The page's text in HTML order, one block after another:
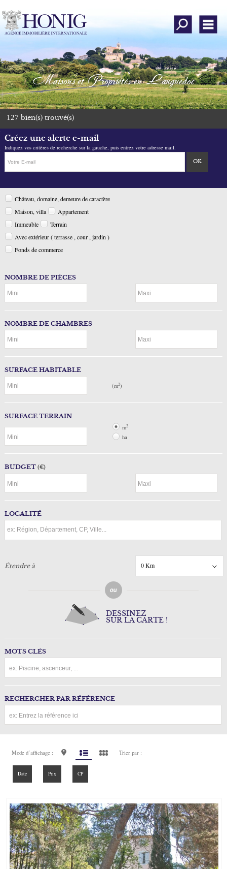
Affiner la
Qui sommes-nous ?
Rechercher un bien
Déposer une recherche
une estimation
Avis clients
Mon compte
Nous contacter
Instagram
Facebook
Maisons et Propriétés en Languedoc
127 bien(s) trouvé(s)
Créez une alerte e-mail
Indiquez vos critères de recherche sur la gauche, puis entrez votre adresse mail.
Château, domaine, demeure de caractère
Maison, villa
Appartement
Immeuble
Terrain
Avec extérieur ( terrasse , cour , jardin )
Fonds de commerce
NOMBRE DE PIÈCES
NOMBRE DE CHAMBRES
SURFACE HABITABLE
(m2)
SURFACE TERRAIN
m2
ha
BUDGET(€)
LOCALITÉ
Étendre à 0 Km
DESSINEZ
SUR LA CARTE !
MOTS CLÉS
RECHERCHER PAR RÉFÉRENCE
Mode d’affichage : Trier par :
Date Prix CP